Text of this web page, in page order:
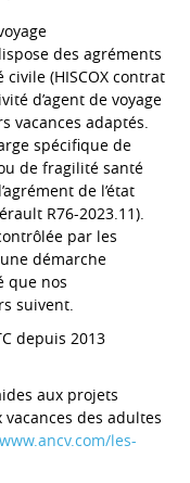
des agréments
(HISCOX contrat
d’agent de voyage
vacances adaptés.
spécifique de
de fragilité santé
de l’état
R76-2023.11).
par les
démarche
que nos
suivent.
depuis 2013
aux projets
des adultes
les-